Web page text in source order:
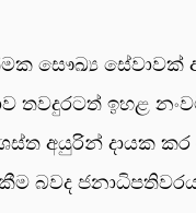
සෞඛ්‍ය සේවාවක්
තවදුරටත් ඉහළ
අයුරින් දායක
බවද